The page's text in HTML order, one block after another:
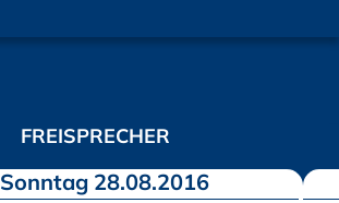
FREISPRECHER
Sonntag 28.08.2016